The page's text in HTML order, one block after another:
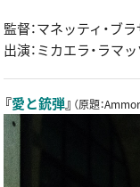
監督：マネッティ・ブ
出演：ミカエラ・ラマ
『愛と銃弾』 （原題：